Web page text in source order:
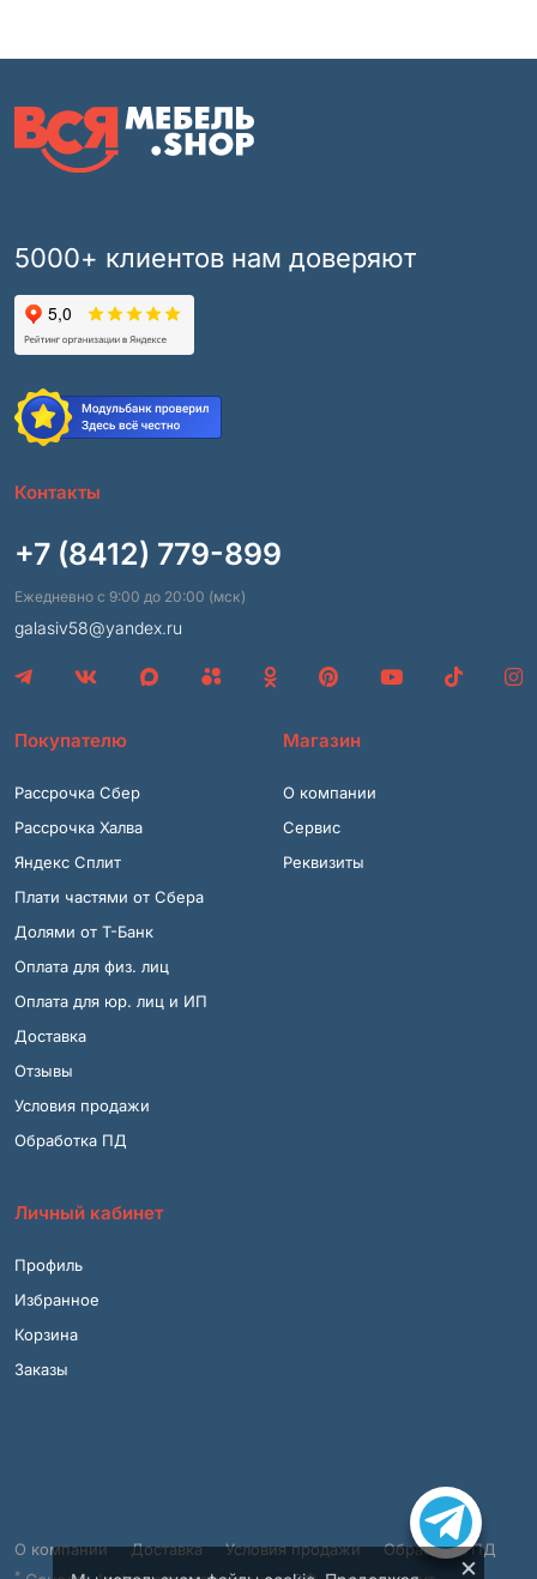
5000+ клиентов нам доверяют
Контакты
+7 (8412) 779-899
Ежедневно с 9:00 до 20:00 (мск)
galasiv58@yandex.ru
Покупателю
Рассрочка Сбер
Рассрочка Халва
Яндекс Сплит
Плати частями от Сбера
Долями от Т-Банк
Оплата для физ. лиц
Оплата для юр. лиц и ИП
Доставка
Отзывы
Условия продажи
Обработка ПД
Магазин
О компании
Сервис
Реквизиты
Личный кабинет
Профиль
Избранное
Корзина
Заказы
О компании Доставка Условия продажи Обработка ПД
* ×